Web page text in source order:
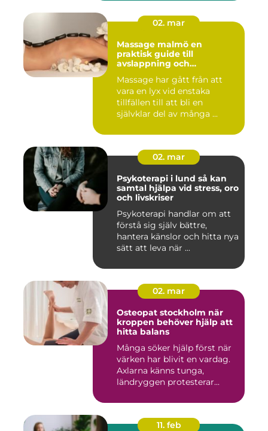
02. mar
Massage malmö en
praktisk guide till
avslappning och
Massage har gått från att
vara en lyx vid enstaka
tillfällen till att bli en
självklar del av många ...
02. mar
Psykoterapi i lund så kan
samtal hjälpa vid stress, oro
och livskriser
Psykoterapi handlar om att
förstå sig själv bättre,
hantera känslor och hitta nya
sätt att leva när ...
02. mar
Osteopat stockholm när
kroppen behöver hjälp att
hitta balans
Många söker hjälp först när
värken har blivit en vardag.
Axlarna känns tunga,
ländryggen protesterar...
11. feb